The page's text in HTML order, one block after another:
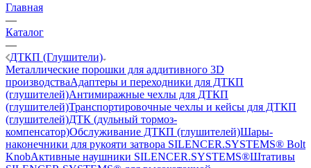
Главная
—
Каталог
—
ДТКП (Глушители)
Металлические порошки для аддитивного 3D
производстваАдаптеры и переходники для ДТКП
(глушителей)Антимиражные чехлы для ДТКП
(глушителей)Транспортировочные чехлы и кейсы для ДТКП
(глушителей)ДТК (дульный тормоз-
компенсатор)Обслуживание ДТКП (глушителей)Шары-
наконечники для рукояти затвора SILENCER.SYSTEMS® Bolt
KnobАктивные наушники SILENCER.SYSTEMS®Штативы